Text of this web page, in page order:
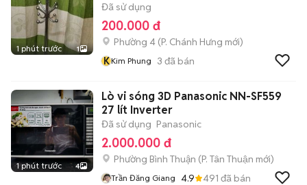
1 phút trước 1
Đã sử dụng
200.000 đ
Phường 4 (P. Chánh Hưng mới)
KKim Phung 3 đã bán
1 phút trước 4
Lò vi sóng 3D Panasonic NN-SF559
27 lít Inverter
Đã sử dụng Panasonic
2.000.000 đ
Phường Bình Thuận (P. Tân Thuận mới)
Trần Đăng Giang 4.9 491 đã bán